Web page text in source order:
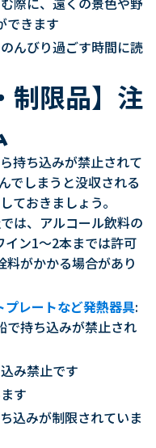
できます
んびり過ごす時間に読
制限品】注
持ち込みが禁止されて
でしまうと没収される
ておきましょう。
は、アルコール飲料の
イン1〜2本までは許可
料がかかる場合があり
プレートなど発熱器具:
で持ち込みが禁止され
み禁止です
す
込みが制限されていま